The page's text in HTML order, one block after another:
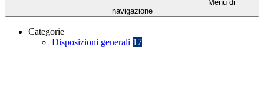
Menu di
navigazione
Categorie
Disposizioni generali 17